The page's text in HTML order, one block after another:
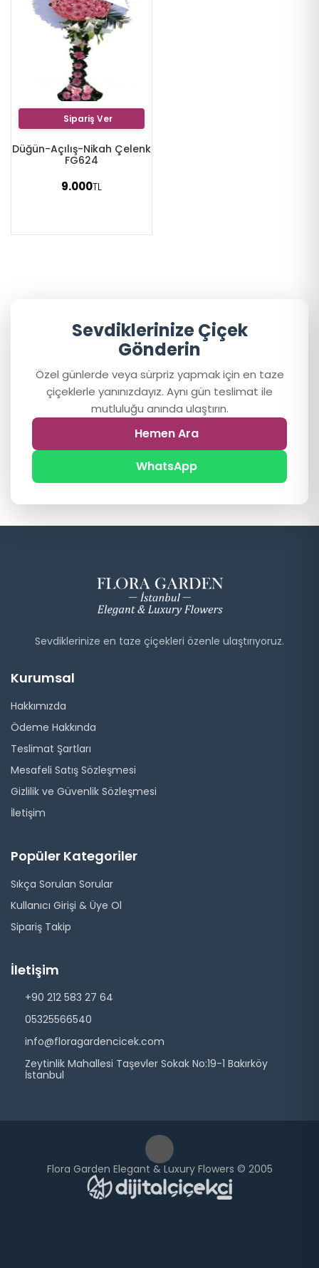
Sipariş Ver
Düğün-Açılış-Nikah Çelenk
FG624
9.000TL
Sevdiklerinize Çiçek
Gönderin
Özel günlerde veya sürpriz yapmak için en taze
çiçeklerle yanınızdayız. Aynı gün teslimat ile
mutluluğu anında ulaştırın.
Hemen Ara
WhatsApp
Sevdiklerinize en taze çiçekleri özenle ulaştırıyoruz.
Kurumsal
Hakkımızda
Ödeme Hakkında
Teslimat Şartları
Mesafeli Satış Sözleşmesi
Gizlilik ve Güvenlik Sözleşmesi
İletişim
Popüler Kategoriler
Sıkça Sorulan Sorular
Kullanıcı Girişi & Üye Ol
Sipariş Takip
İletişim
+90 212 583 27 64
05325566540
info@floragardencicek.com
Zeytinlik Mahallesi Taşevler Sokak No:19-1 Bakırköy
İstanbul
Flora Garden Elegant & Luxury Flowers © 2005